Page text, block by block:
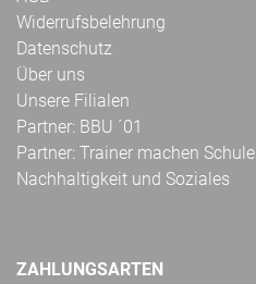
Widerrufsbelehrung
Datenschutz
Über uns
Unsere Filialen
Partner: BBU ´01
Partner: Trainer machen Schule
Nachhaltigkeit und Soziales
ZAHLUNGSARTEN